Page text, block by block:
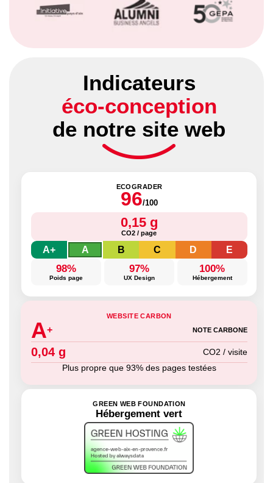
Indicateurs
éco-conception
de notre site web
ECOGRADER
96/100
0,15 g
CO2 / page
A+ A B C D E
98%
Poids page
97%
UX Design
100%
Hébergement
WEBSITE CARBON
A+ NOTE CARBONE
0,04 g
CO2 / visite
Plus propre que 93% des pages testées
GREEN WEB FOUNDATION
Hébergement vert